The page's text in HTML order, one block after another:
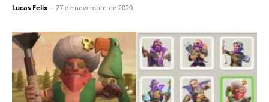
Lucas Felix - 27 de novembro de 2020